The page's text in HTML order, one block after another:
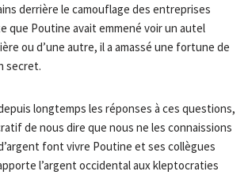
derrière le camouflage des entreprises
que Poutine avait emmené voir un autel
ou d’une autre, il a amassé une fortune de
secret.
longtemps les réponses à ces questions,
de nous dire que nous ne les connaissions
font vivre Poutine et ses collègues
l’argent occidental aux kleptocraties